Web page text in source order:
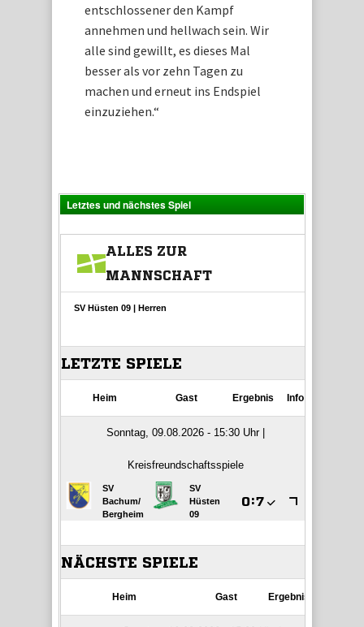
entschlossener den Kampf
annehmen und hellwach sein. Wir
alle sind gewillt, es dieses Mal
besser als vor zehn Tagen zu
machen und erneut ins Endspiel
einzuziehen.“
Letztes und nächstes Spiel